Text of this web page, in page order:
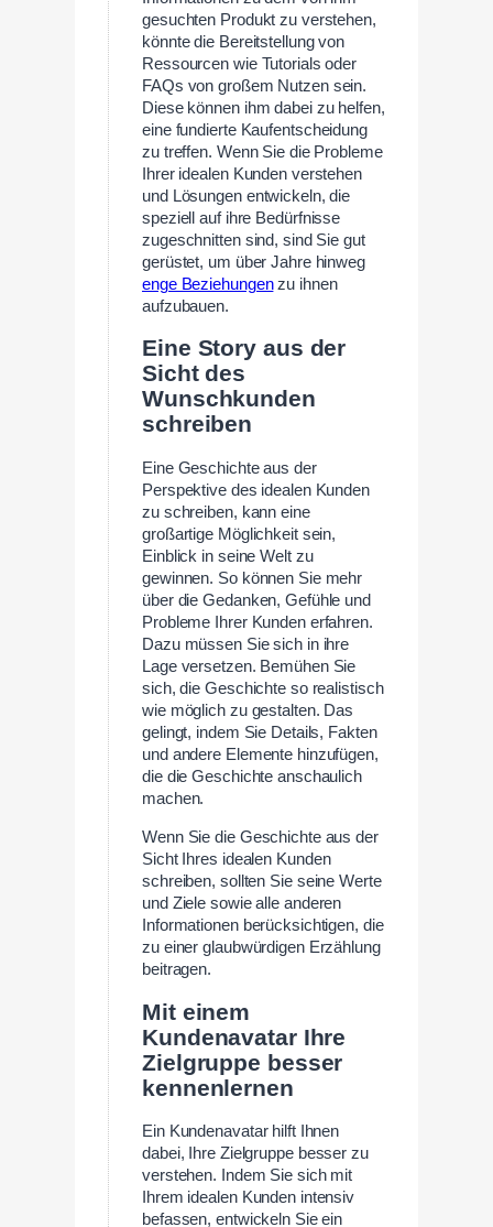
gesuchten Produkt zu verstehen,
könnte die Bereitstellung von
Ressourcen wie Tutorials oder
FAQs von großem Nutzen sein.
Diese können ihm dabei zu helfen,
eine fundierte Kaufentscheidung
zu treffen. Wenn Sie die Probleme
Ihrer idealen Kunden verstehen
und Lösungen entwickeln, die
speziell auf ihre Bedürfnisse
zugeschnitten sind, sind Sie gut
gerüstet, um über Jahre hinweg
enge Beziehungenzu ihnen
aufzubauen.
Eine Story aus der
Sicht des
Wunschkunden
schreiben
Eine Geschichte aus der
Perspektive des idealen Kunden
zu schreiben, kann eine
großartige Möglichkeit sein,
Einblick in seine Welt zu
gewinnen. So können Sie mehr
über die Gedanken, Gefühle und
Probleme Ihrer Kunden erfahren.
Dazu müssen Sie sich in ihre
Lage versetzen. Bemühen Sie
sich, die Geschichte so realistisch
wie möglich zu gestalten. Das
gelingt, indem Sie Details, Fakten
und andere Elemente hinzufügen,
die die Geschichte anschaulich
machen.
Wenn Sie die Geschichte aus der
Sicht Ihres idealen Kunden
schreiben, sollten Sie seine Werte
und Ziele sowie alle anderen
Informationen berücksichtigen, die
zu einer glaubwürdigen Erzählung
beitragen.
Mit einem
Kundenavatar Ihre
Zielgruppe besser
kennenlernen
Ein Kundenavatar hilft Ihnen
dabei, Ihre Zielgruppe besser zu
verstehen. Indem Sie sich mit
Ihrem idealen Kunden intensiv
befassen, entwickeln Sie ein